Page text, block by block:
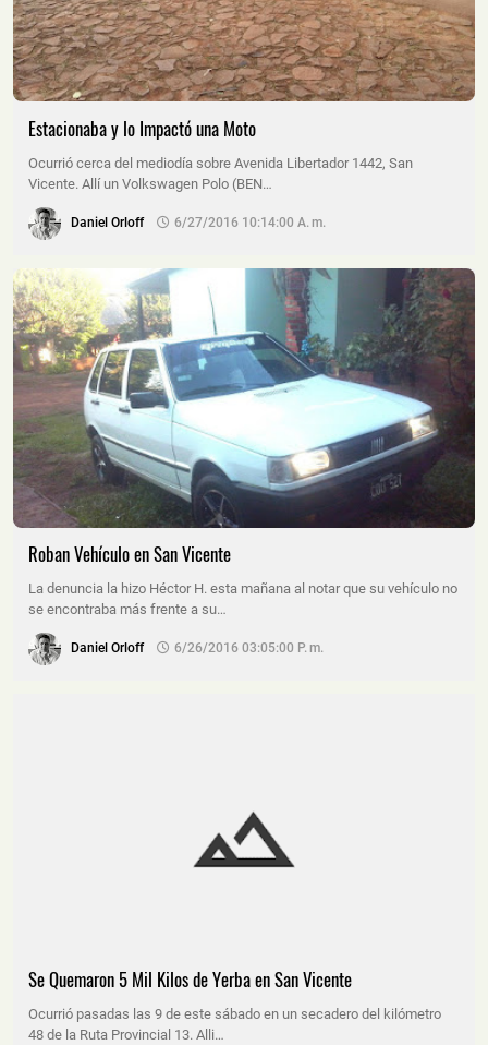
Estacionaba y lo Impactó una Moto
Ocurrió cerca del mediodía sobre Avenida Libertador 1442, San
Vicente. Allí un Volkswagen Polo (BEN…
Daniel Orloff 6/27/2016 10:14:00 A. M.
Roban Vehículo en San Vicente
La denuncia la hizo Héctor H. esta mañana al notar que su vehículo no
se encontraba más frente a su…
Daniel Orloff 6/26/2016 03:05:00 P. M.
Se Quemaron 5 Mil Kilos de Yerba en San Vicente
Ocurrió pasadas las 9 de este sábado en un secadero del kilómetro
48 de la Ruta Provincial 13. Alli…